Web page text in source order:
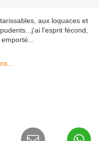
aux loquaces et
l'esprit fécond,